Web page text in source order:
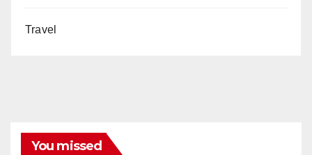
Travel
You missed